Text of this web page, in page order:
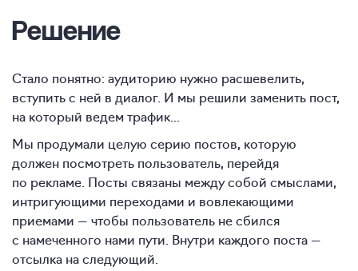
Решение
Стало понятно: аудиторию нужно расшевелить,
вступить с ней в диалог. И мы решили заменить пост,
на который ведем трафик...
Мы продумали целую серию постов, которую
должен посмотреть пользователь, перейдя
по рекламе. Посты связаны между собой смыслами,
интригующими переходами и вовлекающими
приемами — чтобы пользователь не сбился
с намеченного нами пути. Внутри каждого поста —
отсылка на следующий.